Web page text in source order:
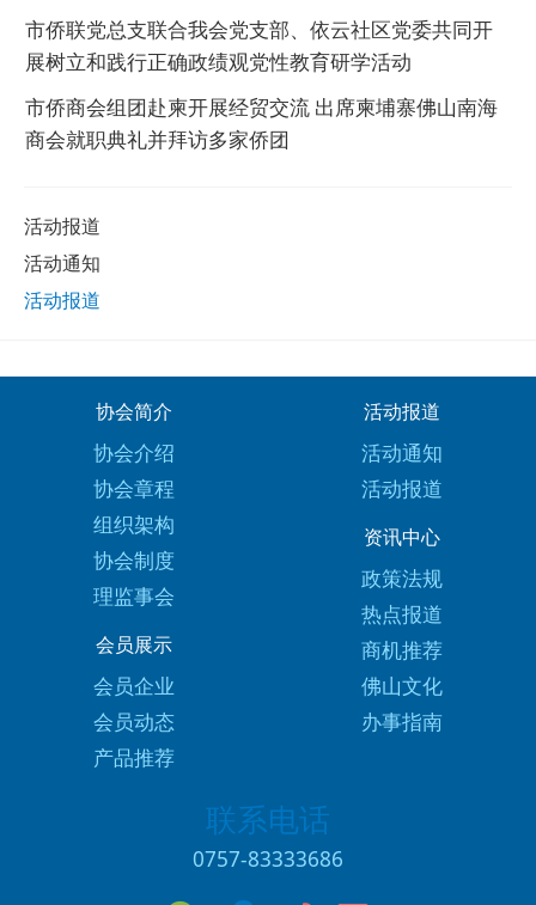
市侨联党总支联合我会党支部、依云社区党委共同开
展树立和践行正确政绩观党性教育研学活动
市侨商会组团赴柬开展经贸交流 出席柬埔寨佛山南海
商会就职典礼并拜访多家侨团
活动报道
活动通知
活动报道
协会简介
协会介绍
协会章程
组织架构
协会制度
理监事会
活动报道
活动通知
活动报道
资讯中心
政策法规
热点报道
商机推荐
佛山文化
办事指南
会员展示
会员企业
会员动态
产品推荐
联系电话
0757-83333686